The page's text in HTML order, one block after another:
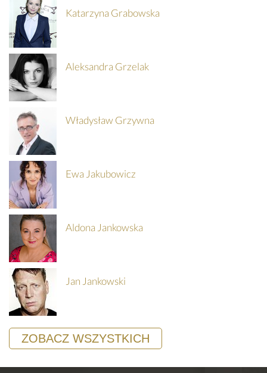
SZCZEGÓŁY
KUP
BILET
Katarzyna Grabowska
Aleksandra Grzelak
Władysław Grzywna
Ewa Jakubowicz
Aldona Jankowska
Jan Jankowski
ZOBACZ WSZYSTKICH